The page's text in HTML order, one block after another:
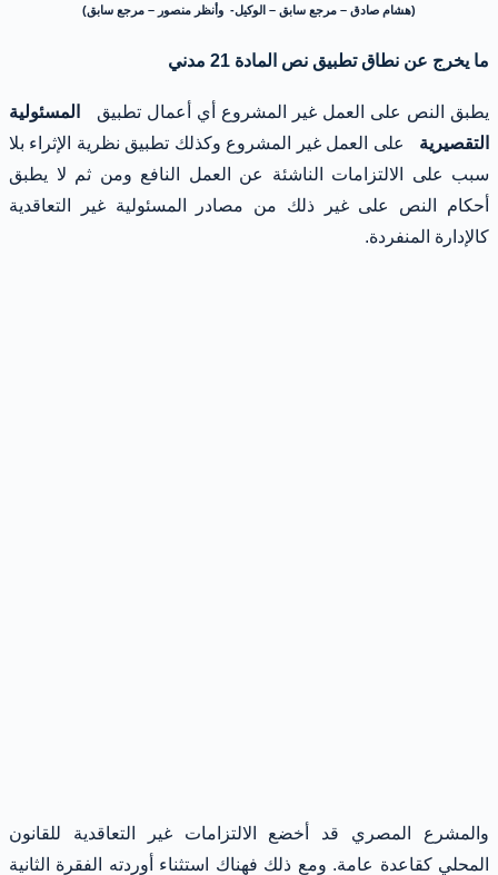
(هشام صادق – مرجع سابق – الوكيل- وأنظر منصور – مرجع سابق)
ما يخرج عن نطاق تطبيق نص المادة 21 مدني
يطبق النص على العمل غير المشروع أي أعمال تطبيق
المسئولية
التقصيرية
على العمل غير المشروع وكذلك تطبيق نظرية الإثراء بلا
سبب على الالتزامات الناشئة عن العمل النافع ومن ثم لا يطبق
أحكام النص على غير ذلك من مصادر المسئولية غير التعاقدية
كالإدارة المنفردة.
والمشرع المصري قد أخضع الالتزامات غير التعاقدية للقانون
المحلي كقاعدة عامة. ومع ذلك فهناك استثناء أوردته الفقرة الثانية